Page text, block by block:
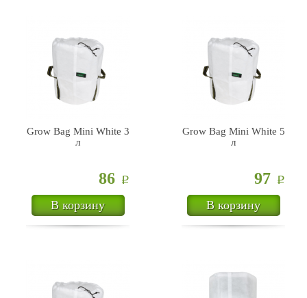
Grow Bag Mini White 3
л
86 Р
В корзину
Grow Bag Mini White 5
л
97 Р
В корзину